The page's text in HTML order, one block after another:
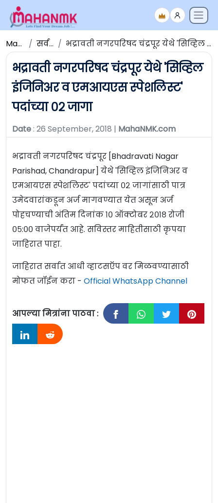
Maha NMK सर्व जाहिराती भद्रावती नगरपरिषद चंद्रपूर येथे 'सिव्हिल इंजिनिअर व एमआयएस स्पेशलिस्ट' पदांच्या ०२ जागा
भद्रावती नगरपरिषद चंद्रपूर येथे 'सिव्हिल
इंजिनिअर व एमआयएस स्पेशलिस्ट'
पदांच्या ०२ जागा
Date: 26 September, 2018 | MahaNMK.com
भद्रावती नगरपरिषद चंद्रपूर [Bhadravati Nagar
Parishad, Chandrapur] येथे 'सिव्हिल इंजिनिअर व
एमआयएस स्पेशलिस्ट' पदांच्या ०२ जागांसाठी पात्र
उमेदवारांकडून अर्ज मागवण्यात येत असून अर्ज
पोहचण्याची अंतिम दिनांक १० ऑक्टोबर २०१८ रोजी
०५:०० वाजेपर्यंत आहे. सविस्तर माहितीसाठी कृपया
जाहिरात पाहा.
जाहिरात सर्वात आधी व्हाटसऍप वर मिळवण्यासाठी
मोफत जॉईन करा - Official WhatsApp Channel
आपल्या मित्रांना पाठवा :